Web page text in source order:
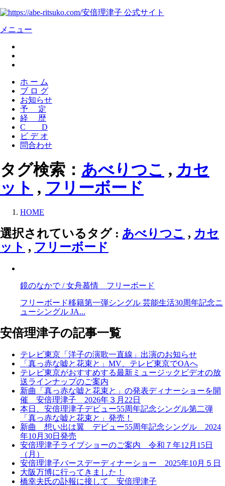
安倍理津子 公式サイト
メニュー
ホ ー ム
ブ ロ グ
お知らせ
予 定
経 歴
C D
ビ デ オ
問合わせ
タグ検索： あべりつこ , カセ
ット , フリーボード
HOME
選択されているタグ : あべりつこ , カセ
ット , フリーボード
鏡のなかで / 女舟慕情 フリーボード
フリーボード移籍第一弾シングル 芸能生活30周年記念ニ
ューシングル JA...
安倍理津子の記事一覧
テレビ東京「洋子の演歌一直線」出演のお知らせ
「真っ赤な嘘と花束と」MV、テレビ東京でOAへ
テレビ東京がおすすめする最新ミュージックビデオの放
送ラインナップのご案内
新曲「真っ赤な嘘と花束と」の発表ディナーショーを開
催 安倍理津子 2026年３月22日
本日、安倍理津子デビュー55周年記念シングル第二弾
「真っ赤な嘘と花束と」発売！
新曲 想い出は翼 デビュー55周年記念シングル 2024
年10月30日発売
安倍理津子ライブショーのご案内 令和７年12月15日
（月）
安倍理津子バースデーディナーショー 2025年10月５日
大阪万博に行ってきました！
橋幸夫氏の訃報に接して 安倍理津子